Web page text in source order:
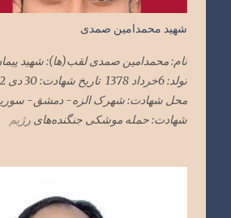
شهید محمدامین صمدی
نام: محمدامین صمدی لقب(ها): شهید
تولد:
محل شهادت: شهرک الزه- دمشق-
شهادت: حمله موشکی جنگنده‌های رژیم